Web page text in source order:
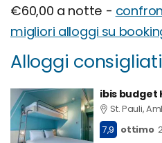
€60,00 a notte -
migliori alloggi su
Alloggi consigliati
ibis budget
St. Pauli,
7,9
ottimo